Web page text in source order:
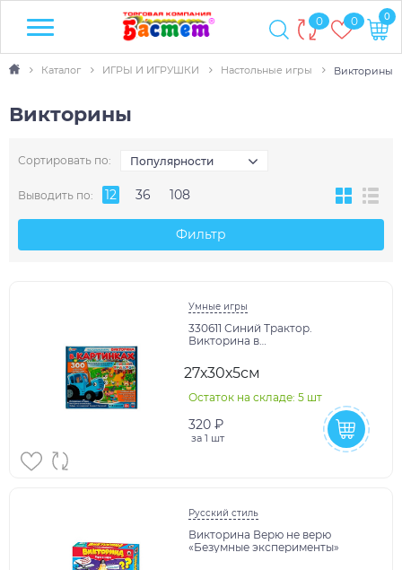
0 0 0
Каталог ИГРЫ И ИГРУШКИ Настольные игры Викторины
Викторины
Сортировать по: Популярности
Выводить по: 12 36 108
Фильтр
Умные игры
330611 Синий Трактор.
Викторина в
карточек с вопросами. Умные
игры.в к
27х30х5см
Остаток на складе: 5 шт
320 ₽
за 1 шт
Русский стиль
Викторина Верю не верю
«Безумные эксперименты»